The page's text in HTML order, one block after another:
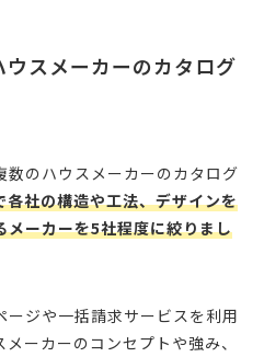
スメーカーのカタログ
のハウスメーカーのカタログ
各社の構造や工法、デザインを
メーカーを5社程度に絞りまし
ジや一括請求サービスを利用
ーカーのコンセプトや強み、